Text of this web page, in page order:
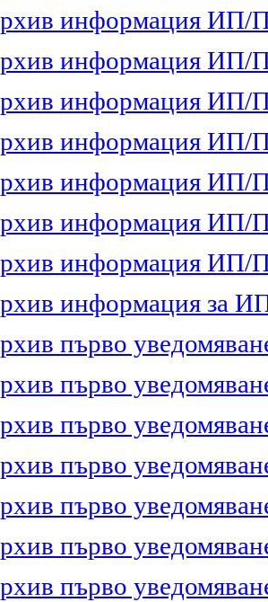
информация ИП/
информация ИП/
информация ИП/
информация ИП/
информация ИП/
информация ИП/
информация ИП/
информация за
първо
първо
първо
първо
първо
първо
първо